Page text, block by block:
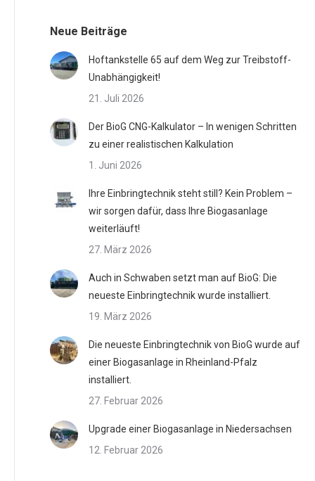
Neue Beiträge
Hoftankstelle 65 auf dem Weg zur Treibstoff-
Unabhängigkeit!
21. Juli 2026
Der BioG CNG-Kalkulator – In wenigen Schritten
zu einer realistischen Kalkulation
1. Juni 2026
Ihre Einbringtechnik steht still? Kein Problem –
wir sorgen dafür, dass Ihre Biogasanlage
weiterläuft!
27. März 2026
Auch in Schwaben setzt man auf BioG: Die
neueste Einbringtechnik wurde installiert.
19. März 2026
Die neueste Einbringtechnik von BioG wurde auf
einer Biogasanlage in Rheinland-Pfalz
installiert.
27. Februar 2026
Upgrade einer Biogasanlage in Niedersachsen
12. Februar 2026